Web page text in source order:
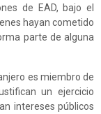
de EAD, bajo el
hayan cometido
parte de alguna
es miembro de
un ejercicio
intereses públicos